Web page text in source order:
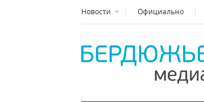
Новости Официально